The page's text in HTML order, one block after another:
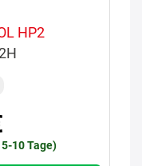
HP2
10 Tage)